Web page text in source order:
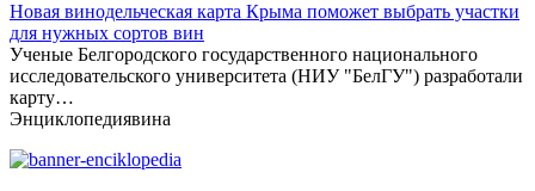
Новая винодельческая карта Крыма поможет выбрать участки
для нужных сортов вин
Ученые Белгородского государственного национального
исследовательского университета (НИУ "БелГУ") разработали
карту…
Энциклопедиявина